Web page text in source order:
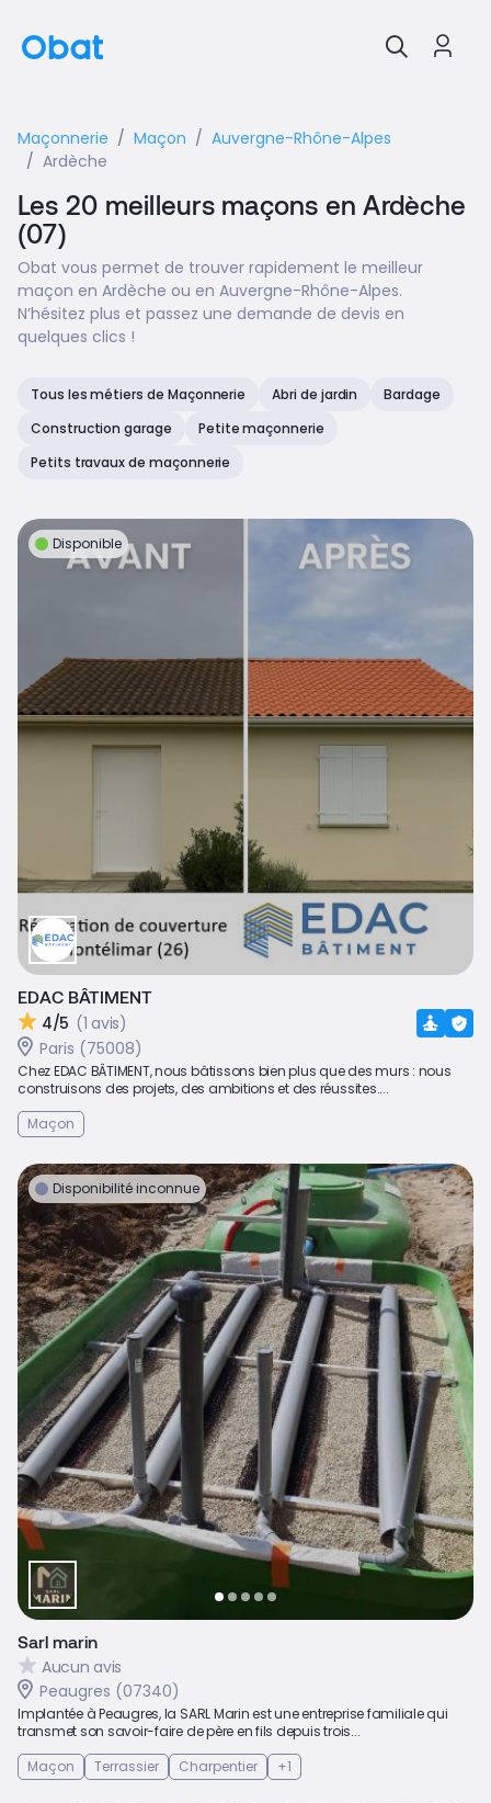
Maçonnerie Maçon
Auvergne-Rhône-Alpes
Ardèche
Les 20 meilleurs maçons en Ardèche
(07)
Obat vous permet de trouver rapidement le meilleur
maçon en Ardèche ou en Auvergne-Rhône-Alpes.
N’hésitez plus et passez une demande de devis en
quelques clics !
Tous les métiers de Maçonnerie Abri de jardin
Bardage
Construction garage
Petite maçonnerie
Petits travaux de maçonnerie
Disponible
EDAC BÂTIMENT
4/5 (1 avis)
Paris (75008)
Chez EDAC BÂTIMENT, nous bâtissons bien plus que des murs : nous
construisons des projets, des ambitions et des réussites....
Maçon
Disponibilité inconnue
Sarl marin
Aucun avis
Peaugres (07340)
Implantée à Peaugres, la SARL Marin est une entreprise familiale qui
transmet son savoir-faire de père en fils depuis trois...
Maçon
Terrassier Charpentier +1